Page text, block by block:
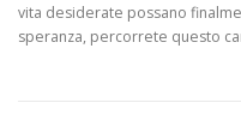
vita desiderate possano
speranza, percorrete questo